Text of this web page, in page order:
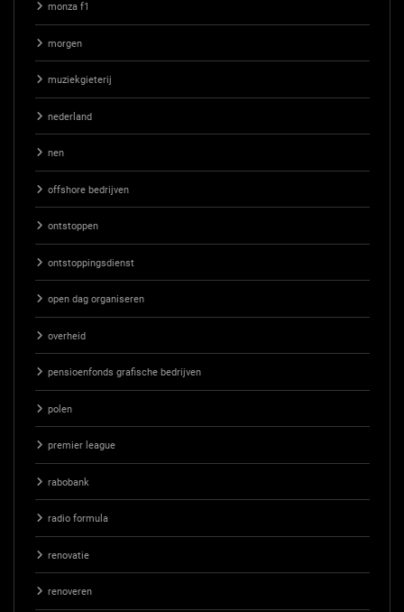
monza f1
morgen
muziekgieterij
nederland
nen
offshore bedrijven
ontstoppen
ontstoppingsdienst
open dag organiseren
overheid
pensioenfonds grafische bedrijven
polen
premier league
rabobank
radio formula
renovatie
renoveren